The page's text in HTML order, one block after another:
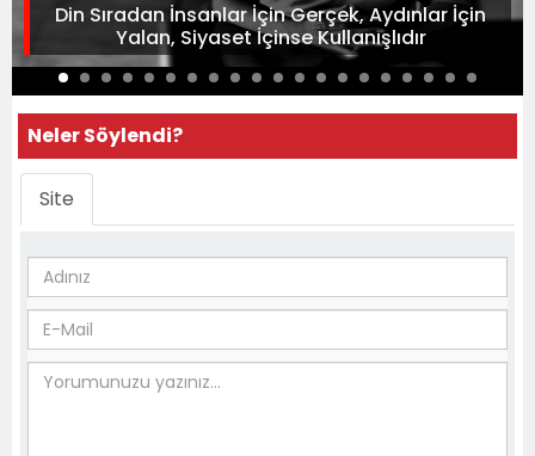
Din Sıradan İnsanlar İçin Gerçek, Aydınlar İçin
Yalan, Siyaset İçinse Kullanışlıdır
Neler Söylendi?
Site